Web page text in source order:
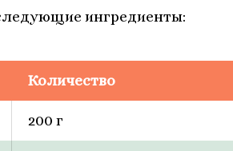
ингредиенты:
Количество
200 г